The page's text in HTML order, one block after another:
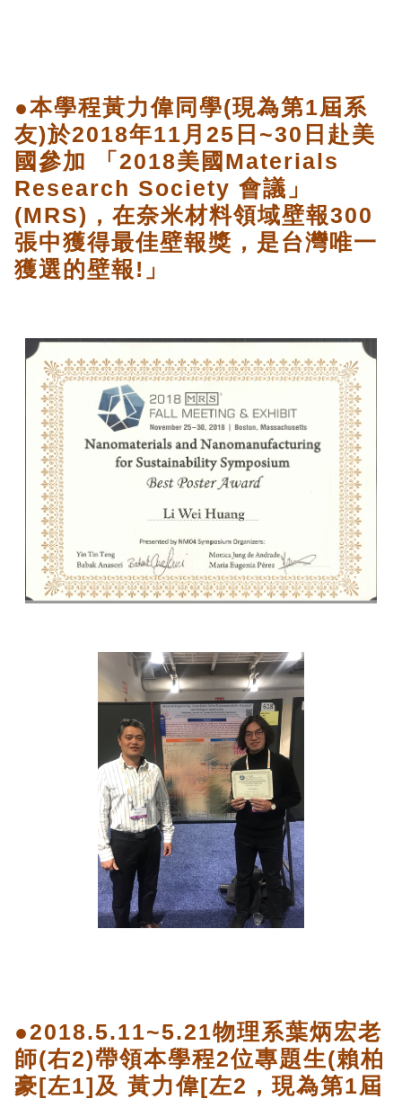
●本學程黃力偉同學(現為第1屆系
友)於2018年11月25日~30日赴美
國參加 「2018美國Materials
Research Society 會議」
(MRS)，在奈米材料領域壁報300
張中獲得最佳壁報獎，是台灣唯一
獲選的壁報!」
●2018.5.11~5.21物理系葉炳宏老
師(右2)帶領本學程2位專題生(賴柏
豪[左1]及 黃力偉[左2，現為第1屆